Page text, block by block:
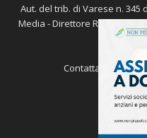
Aut. del trib. di Varese n. 345
Media - Direttore
Contattaci: